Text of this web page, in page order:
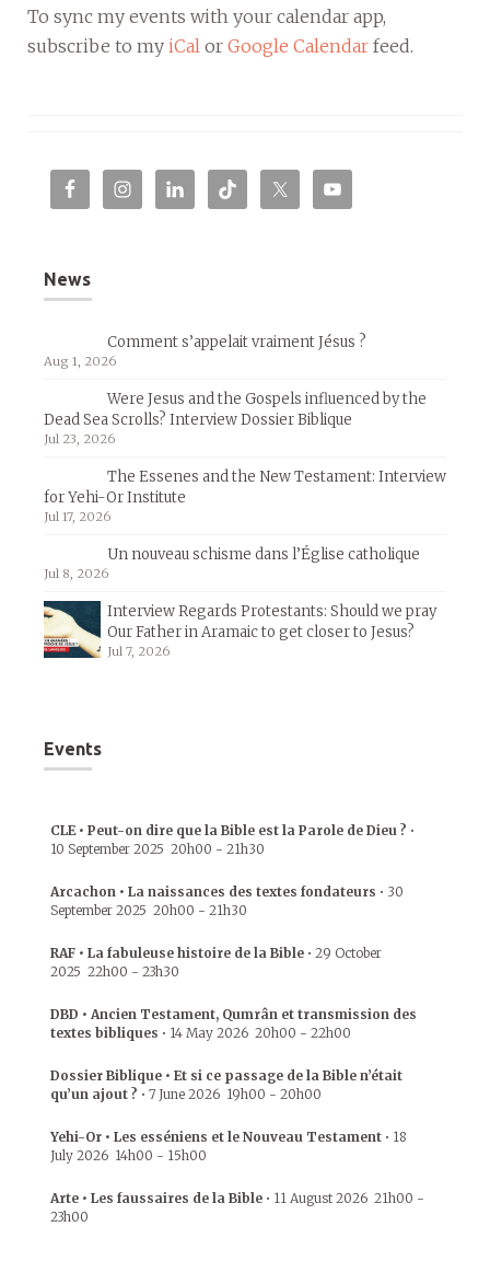
To sync my events with your calendar app,
subscribe to my iCal or Google Calendar feed.
News
Comment s’appelait vraiment Jésus ?
Aug 1, 2026
Were Jesus and the Gospels influenced by the
Dead Sea Scrolls? Interview Dossier Biblique
Jul 23, 2026
The Essenes and the New Testament: Interview
for Yehi-Or Institute
Jul 17, 2026
Un nouveau schisme dans l’Église catholique
Jul 8, 2026
Interview Regards Protestants: Should we pray
Our Father in Aramaic to get closer to Jesus?
Jul 7, 2026
Events
CLE • Peut-on dire que la Bible est la Parole de Dieu ? •
10 September 2025 20h00 - 21h30
Arcachon • La naissances des textes fondateurs • 30
September 2025 20h00 - 21h30
RAF • La fabuleuse histoire de la Bible • 29 October
2025 22h00 - 23h30
DBD • Ancien Testament, Qumrân et transmission des
textes bibliques • 14 May 2026 20h00 - 22h00
Dossier Biblique • Et si ce passage de la Bible n’était
qu’un ajout ? • 7 June 2026 19h00 - 20h00
Yehi-Or • Les esséniens et le Nouveau Testament • 18
July 2026 14h00 - 15h00
Arte • Les faussaires de la Bible • 11 August 2026 21h00 -
23h00